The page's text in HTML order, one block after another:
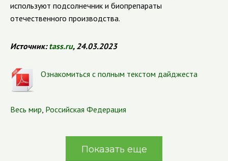
используют подсолнечник и биопрепараты
отечественного производства.
Источник: tass.ru, 24.03.2023
Ознакомиться с полным текстом дайджеста
Весь мир, Российская Федерация
Показать еще